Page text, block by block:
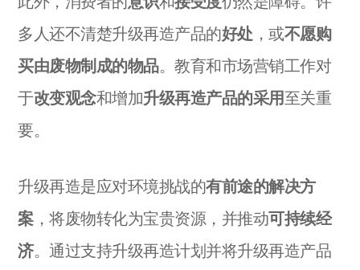
多人还不清楚升级再造产品的好处，或不愿购
买由废物制成的物品。教育和市场营销工作对
于改变观念和增加升级再造产品的采用至关重
要。
升级再造是应对环境挑战的有前途的解决方
案，将废物转化为宝贵资源，并推动可持续经
济。通过支持升级再造计划并将升级再造产品